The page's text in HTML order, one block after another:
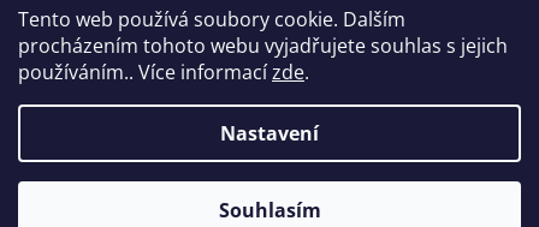
Tento web používá soubory cookie. Dalším
procházením tohoto webu vyjadřujete souhlas s jejich
používáním.. Více informacízde.
Nastavení
Souhlasím
Vytvořil Shoptet
Brahmashop.cz. Všechna práva vyhrazena.